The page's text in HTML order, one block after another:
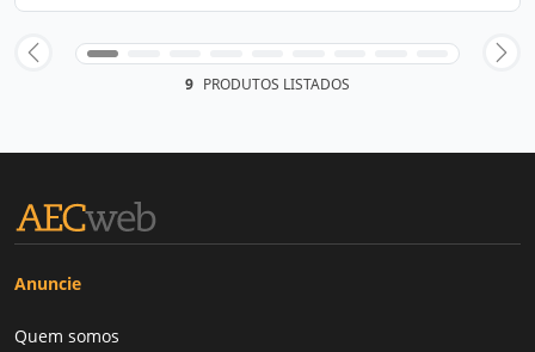
9 PRODUTOS LISTADOS
Anuncie
Quem somos